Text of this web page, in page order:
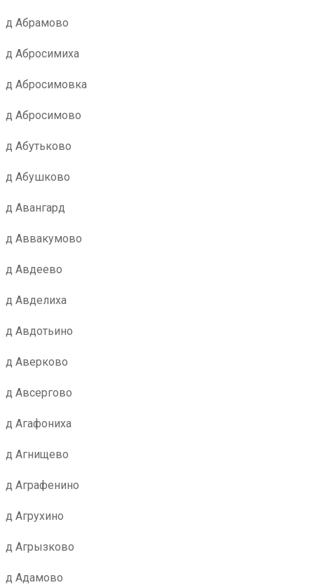
д Абрамово
д Абросимиха
д Абросимовка
д Абросимово
д Абутьково
д Абушково
д Авангард
д Аввакумово
д Авдеево
д Авделиха
д Авдотьино
д Аверково
д Авсергово
д Агафониха
д Агнищево
д Аграфенино
д Агрухино
д Агрызково
д Адамово